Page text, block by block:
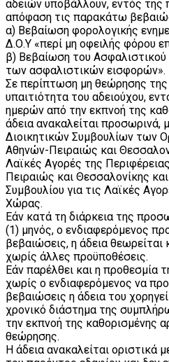
αδειών υποβάλλουν, εντός της
απόφαση τις παρακάτω
α) Βεβαίωση φορολογικής
Δ.Ο.Υ «περί μη οφειλής φόρου
β) Βεβαίωση του
των ασφαλιστικών εισφορών».
Σε περίπτωση μη θεώρησης της
υπαιτιότητα του αδειούχου,
ημερών από την εκπνοή της
άδεια ανακαλείται προσωρινά,
Διοικητικών Συμβουλίων των
Αθηνών-Πειραιώς και
Λαϊκές Αγορές της
Πειραιώς και Θεσσαλονίκης
Συμβουλίου για τις Λαϊκές
Χώρας.
Εάν κατά τη διάρκεια της
(1) μηνός, ο ενδιαφερόμενος
βεβαιώσεις, η άδεια θεωρείται
χωρίς άλλες προϋποθέσεις.
Εάν παρέλθει και η προθεσμία
χωρίς ο ενδιαφερόμενος να
βεβαιώσεις η άδεια του
χρονικό διάστημα της
την εκπνοή της καθορισμένης
θεώρησης.
Η άδεια ανακαλείται